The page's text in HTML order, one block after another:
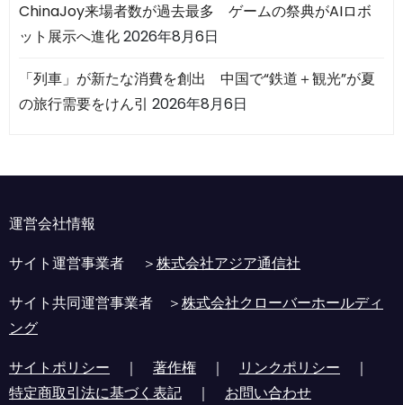
ChinaJoy来場者数が過去最多 ゲームの祭典がAIロボ
ット展示へ進化2026年8月6日
「列車」が新たな消費を創出 中国で“鉄道＋観光”が夏
の旅行需要をけん引 2026年8月6日
運営会社情報
サイト運営事業者 ＞株式会社アジア通信社
サイト共同運営事業者 ＞株式会社クローバーホールディ
ング
サイトポリシー ｜ 著作権 ｜ リンクポリシー ｜
特定商取引法に基づく表記 ｜ お問い合わせ